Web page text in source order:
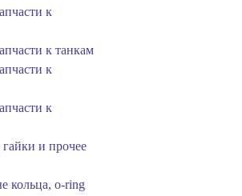
к
к танкам
к
к
и прочее
кольца, o-ring